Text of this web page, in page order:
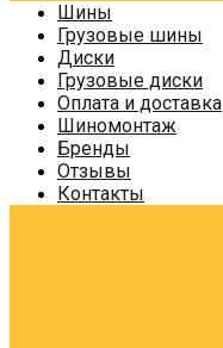
Шины
Грузовые шины
Диски
Грузовые диски
Оплата и доставка
Шиномонтаж
Бренды
Отзывы
Контакты